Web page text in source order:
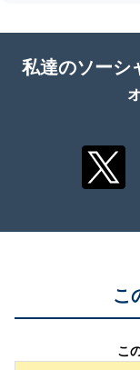
私達のソーシ
こ
こ